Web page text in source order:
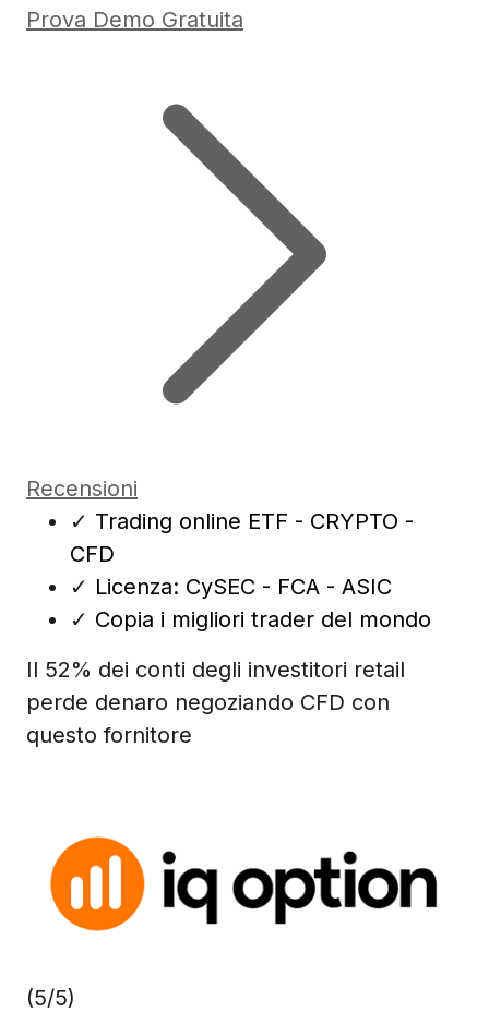
Prova Demo Gratuita
Recensioni
✓ Trading online ETF - CRYPTO -
CFD
✓ Licenza: CySEC - FCA - ASIC
✓ Copia i migliori trader del mondo
Il 52% dei conti degli investitori retail
perde denaro negoziando CFD con
questo fornitore
(5/5)